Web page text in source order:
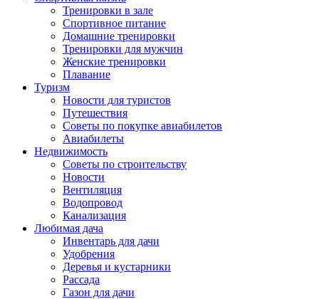
Тренировки в зале
Спортивное питание
Домашние тренировки
Тренировки для мужчин
Женские тренировки
Плавание
Туризм
Новости для туристов
Путешествия
Советы по покупке авиабилетов
Авиабилеты
Недвижимость
Советы по строительству
Новости
Вентиляция
Водопровод
Канализация
Любимая дача
Инвентарь для дачи
Удобрения
Деревья и кустарники
Рассада
Газон для дачи